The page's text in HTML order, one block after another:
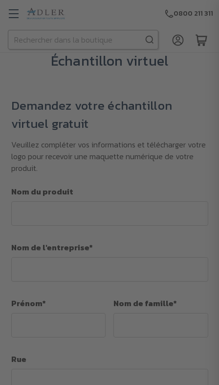
Passer au contenu principal
Rechercher
0800 211 311
Échantillon virtuel
Demandez votre échantillon
virtuel gratuit
Veuillez compléter vos informations et télécharger votre
logo pour recevoir une maquette numérique de votre
produit.
Nom du produit
Nom de l'entreprise*
Prénom* Nom de famille*
Rue